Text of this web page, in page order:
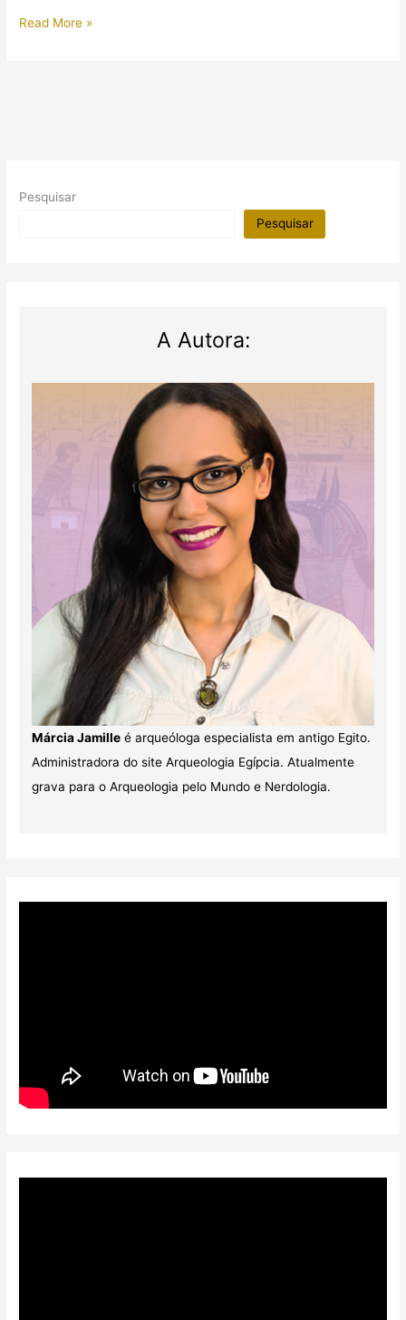
Nefertiti
Read More »
Pesquisar
Pesquisar
A Autora:
Márcia Jamilleé arqueóloga especialista em antigo Egito.
Administradora do site Arqueologia Egípcia. Atualmente
grava para o Arqueologia pelo Mundo e Nerdologia.